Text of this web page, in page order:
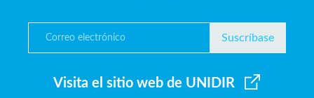
Suscríbase
Visita el sitio web de UNIDIR